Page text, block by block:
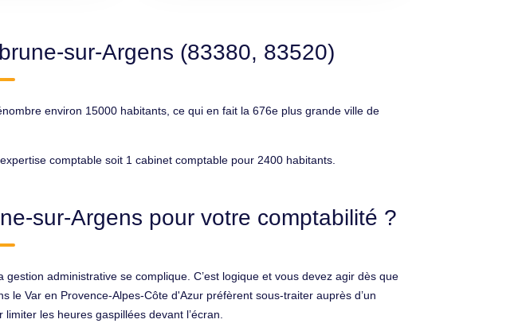
sur-Argens (83380, 83520)
environ 15000 habitants, ce qui en fait la 676e plus grande ville de
comptable soit 1 cabinet comptable pour 2400 habitants.
sur-Argens pour votre comptabilité ?
administrative se complique. C’est logique et vous devez agir dès que
le Var en Provence-Alpes-Côte d'Azur préfèrent sous-traiter auprès d’un
les heures gaspillées devant l’écran.